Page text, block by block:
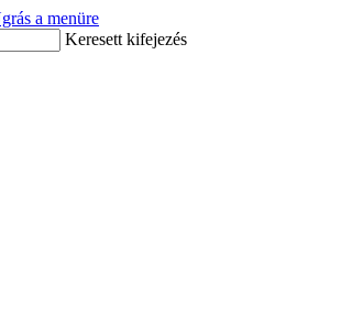
a menüre
Keresett kifejezés